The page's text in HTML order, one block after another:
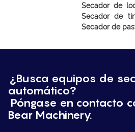
Secador de
Secador de
Secador de
¿Busca equipos de
automático?
Póngase en contacto
Bear Machinery.